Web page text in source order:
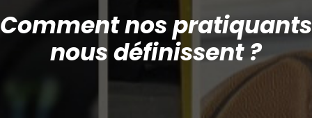
Comment nos pratiquants
nous définissent ?